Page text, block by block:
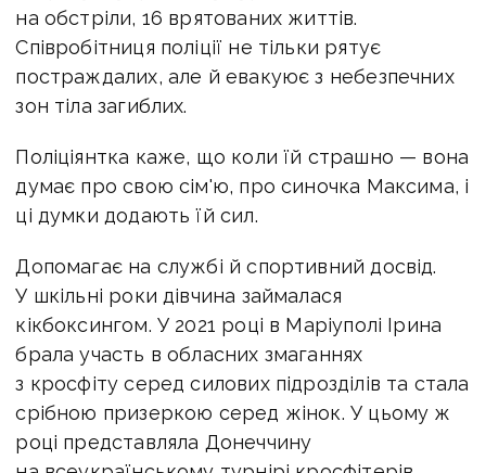
на обстріли, 16 врятованих життів.
Співробітниця поліції не тільки рятує
постраждалих, але й евакуює з небезпечних
зон тіла загиблих.
Поліціянтка каже, що коли їй страшно — вона
думає про свою сім'ю, про синочка Максима, і
ці думки додають їй сил.
Допомагає на службі й спортивний досвід.
У шкільні роки дівчина займалася
кікбоксингом. У 2021 році в Маріуполі Ірина
брала участь в обласних змаганнях
з кросфіту серед силових підрозділів та стала
срібною призеркою серед жінок. У цьому ж
році представляла Донеччину